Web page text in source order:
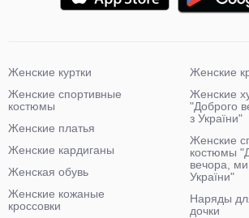
Женские куртки
Женские спортивные
костюмы
Женские платья
Женские кардиганы
Женская обувь
Женские кожаные
кроссовки
Женские
Женские
"Доброго
з України"
Женские
костюмы
вечора, ми
України"
Наряды
дочки